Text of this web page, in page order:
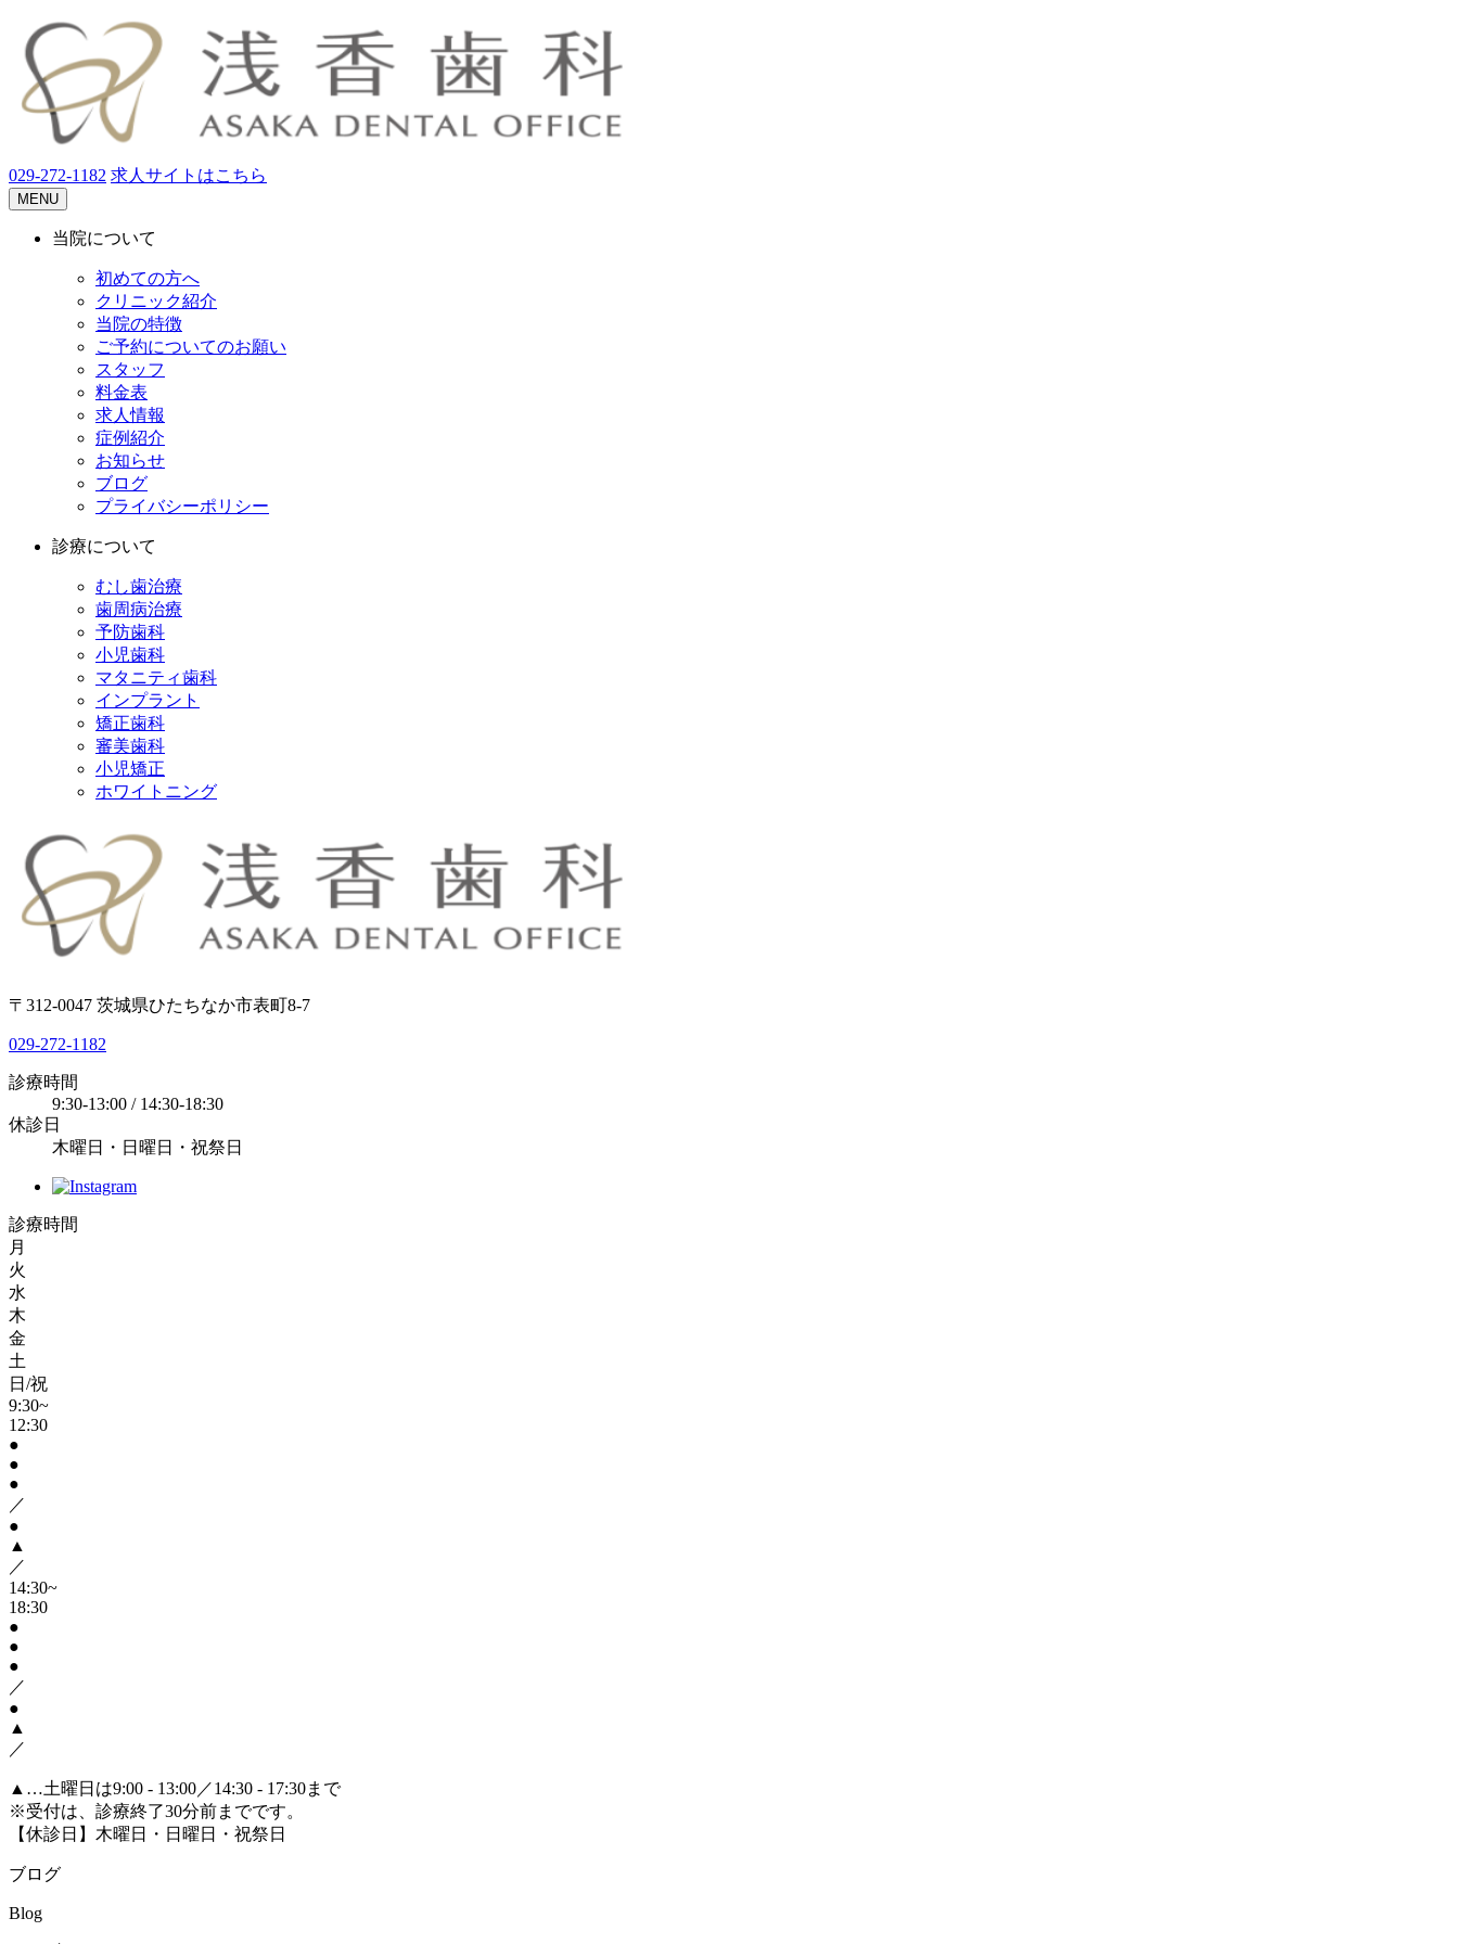
029-272-1182 求人サイトはこちら
MENU
当院について
初めての方へ
クリニック紹介
当院の特徴
ご予約についてのお願い
スタッフ
料金表
求人情報
症例紹介
お知らせ
ブログ
プライバシーポリシー
診療について
むし歯治療
歯周病治療
予防歯科
小児歯科
マタニティ歯科
インプラント
矯正歯科
審美歯科
小児矯正
ホワイトニング
〒312-0047 茨城県ひたちなか市表町8-7
029-272-1182
診療時間
9:30-13:00 / 14:30-18:30
休診日
木曜日・日曜日・祝祭日
診療時間
月
火
水
木
金
土
日/祝
9:30~
12:30
●
●
●
／
●
▲
／
14:30~
18:30
●
●
●
／
●
▲
／
▲ …土曜日は9:00 - 13:00／14:30 - 17:30まで
※受付は、診療終了30分前までです。
【休診日】木曜日・日曜日・祝祭日
ブログ
Blog